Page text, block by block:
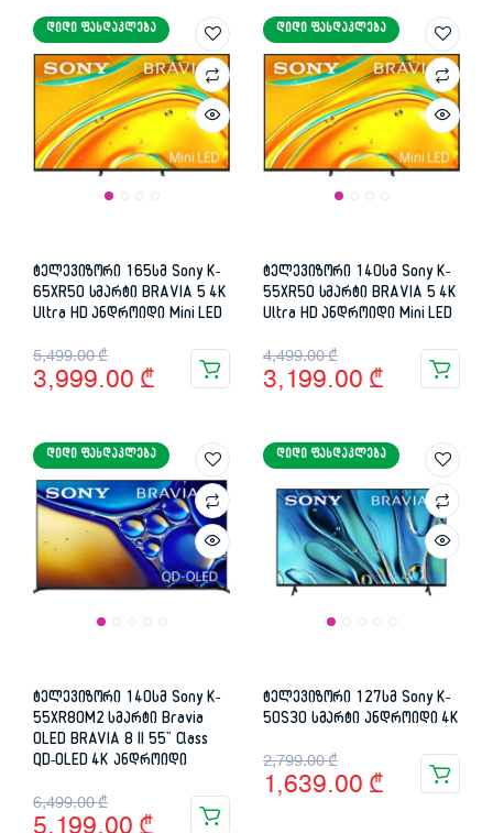
799.00 ₾.
299.00 ₾.
7,999.00 ₾.
4,399.00 ₾.
ᲓᲘᲓᲘ ᲤᲐᲡᲓᲐᲙᲚᲔᲑᲐ
ტელევიზორი 165სმ Sony K-
65XR50 სმარტი BRAVIA 5 4K
Ultra HD ანდროიდი Mini LED
5,499.00₾
Original
price
5,499.00 ₾.
3,999.00 ₾
Current
price
3,999.00 ₾.
ᲓᲘᲓᲘ ᲤᲐᲡᲓᲐᲙᲚᲔᲑᲐ
ტელევიზორი 140სმ Sony K-
55XR50 სმარტი BRAVIA 5 4K
Ultra HD ანდროიდი Mini LED
4,499.00₾
Original
price
4,499.00 ₾.
3,199.00 ₾
Current
price
3,199.00 ₾.
ᲓᲘᲓᲘ ᲤᲐᲡᲓᲐᲙᲚᲔᲑᲐ
ტელევიზორი 140სმ Sony K-
55XR80M2 სმარტი Bravia
OLED BRAVIA 8 II 55” Class
QD-OLED 4K ანდროიდი
6,499.00₾
Original
5,199.00 ₾
Current
ᲓᲘᲓᲘ ᲤᲐᲡᲓᲐᲙᲚᲔᲑᲐ
ტელევიზორი 127სმ Sony K-
50S30 სმარტი ანდროიდი 4K
2,799.00₾
Original
price
1,639.00 ₾
Current
price